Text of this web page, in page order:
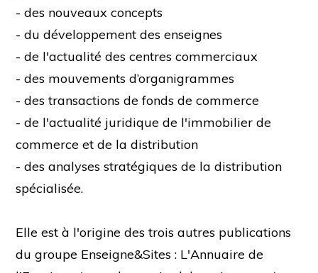
- des nouveaux concepts
- du développement des enseignes
- de l'actualité des centres commerciaux
- des mouvements d’organigrammes
- des transactions de fonds de commerce
- de l'actualité juridique de l'immobilier de
commerce et de la distribution
- des analyses stratégiques de la distribution
spécialisée.
Elle est à l'origine des trois autres publications
du groupe Enseigne&Sites : L'Annuaire de